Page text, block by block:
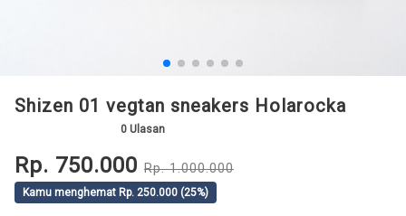
Shizen 01 vegtan sneakers Holarocka
0 Ulasan
Rp. 750.000 Rp. 1.000.000
Kamu menghemat Rp. 250.000 (25%)